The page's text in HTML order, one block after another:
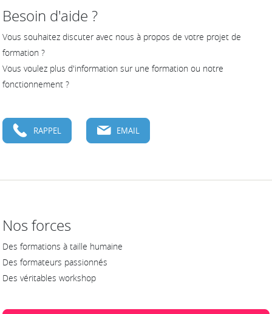
Besoin d'aide ?
Vous souhaitez discuter avec nous à propos de votre projet de
formation ?
Vous voulez plus d'information sur une formation ou notre
fonctionnement ?
RAPPEL EMAIL
Nos forces
Des formations à taille humaine
Des formateurs passionnés
Des véritables workshop